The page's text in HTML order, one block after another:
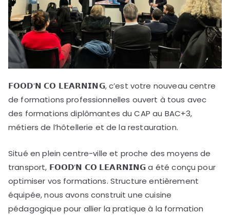
𝗙𝗢𝗢𝗗’𝗡 𝗖𝗢 𝗟𝗘𝗔𝗥𝗡𝗜𝗡𝗚, c’est votre nouveau centre
de formations professionnelles ouvert à tous avec
des formations diplômantes du CAP au BAC+3,
métiers de l’hôtellerie et de la restauration.
Situé en plein centre-ville et proche des moyens de
transport, 𝗙𝗢𝗢𝗗’𝗡 𝗖𝗢 𝗟𝗘𝗔𝗥𝗡𝗜𝗡𝗚 a été conçu pour
optimiser vos formations. Structure entièrement
équipée, nous avons construit une cuisine
pédagogique pour allier la pratique à la formation